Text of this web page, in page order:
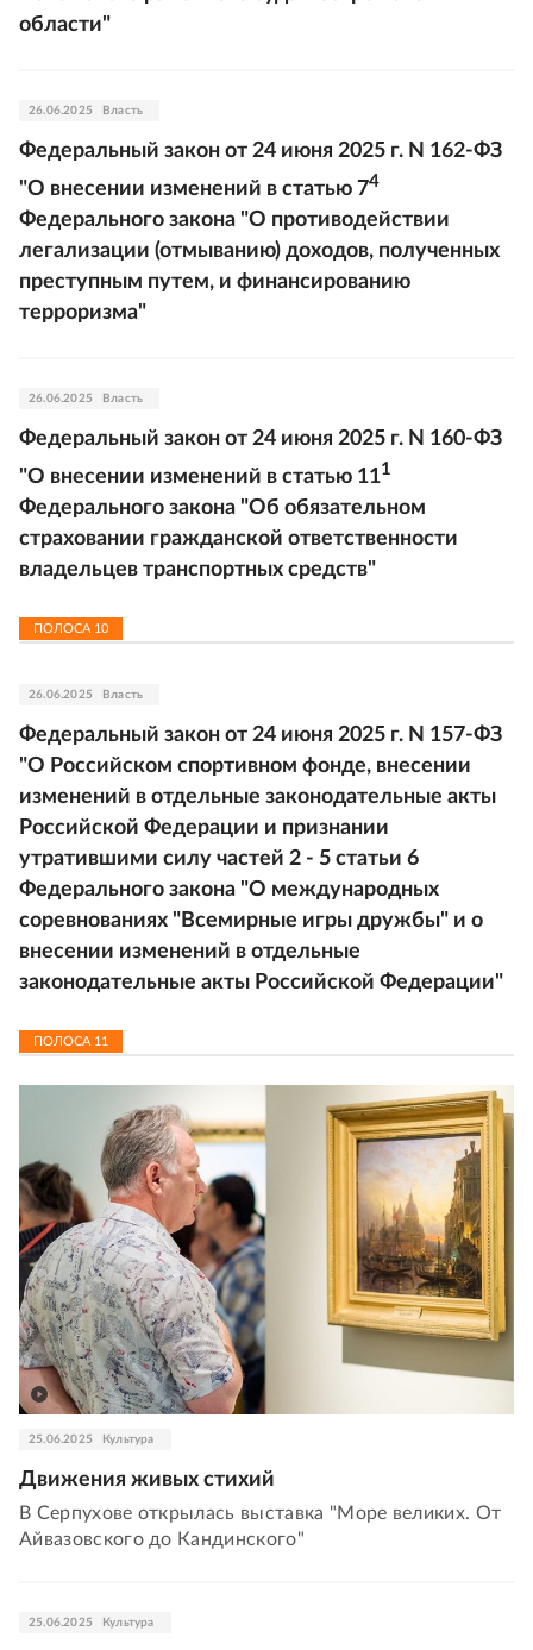
области"
26.06.2025 Власть
Федеральный закон от 24 июня 2025 г. N 162-ФЗ
"О внесении изменений в статью 74
Федерального закона "О противодействии
легализации (отмыванию) доходов, полученных
преступным путем, и финансированию
терроризма"
26.06.2025 Власть
Федеральный закон от 24 июня 2025 г. N 160-ФЗ
"О внесении изменений в статью 111
Федерального закона "Об обязательном
страховании гражданской ответственности
владельцев транспортных средств"
ПОЛОСА 10
26.06.2025 Власть
Федеральный закон от 24 июня 2025 г. N 157-ФЗ
"О Российском спортивном фонде, внесении
изменений в отдельные законодательные акты
Российской Федерации и признании
утратившими силу частей 2 - 5 статьи 6
Федерального закона "О международных
соревнованиях "Всемирные игры дружбы" и о
внесении изменений в отдельные
законодательные акты Российской Федерации"
ПОЛОСА 11
25.06.2025 Культура
Движения живых стихий
В Серпухове открылась выставка "Море великих. От
Айвазовского до Кандинского"
25.06.2025 Культура